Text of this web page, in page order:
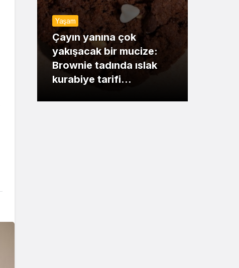
Sistem Modu
Sistem modunu seçin.
Yaşam
Çayın yanına çok
yakışacak bir mucize:
Brownie tadında ıslak
kurabiye tarifi…